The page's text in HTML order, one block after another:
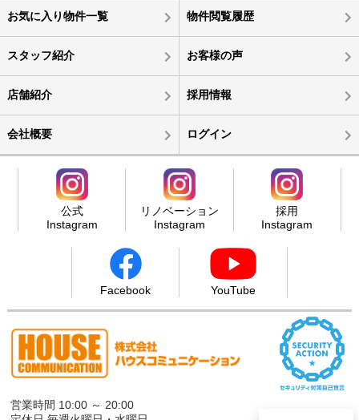
お気に入り物件一覧 物件閲覧履歴
スタッフ紹介 お客様の声
店舗紹介 採用情報
会社概要 ログイン
公式
Instagram
リノベーション
Instagram
採用
Instagram
Facebook YouTube
営業時間 10:00 ～ 20:00